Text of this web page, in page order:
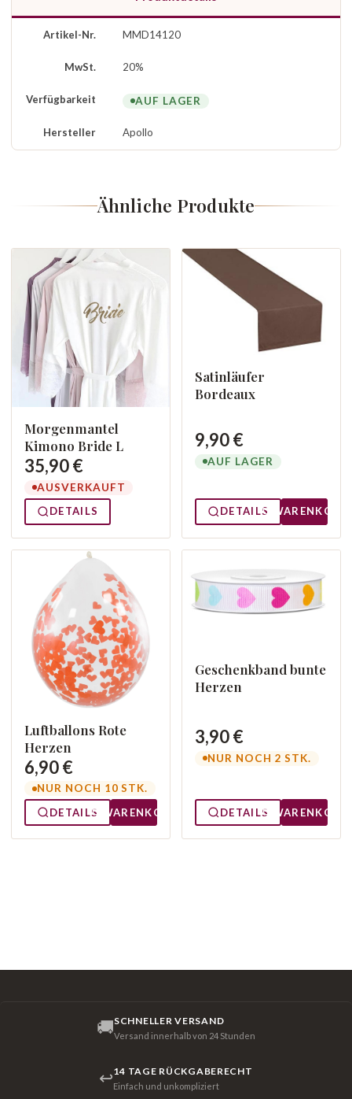
Artikel-Nr. MMD14120
MwSt. 20%
Verfügbarkeit AUF LAGER
Hersteller Apollo
Ähnliche Produkte
Morgenmantel
Kimono Bride L
35,90 €
AUSVERKAUFT
DETAILS
Satinläufer
Bordeaux
9,90 €
AUF LAGER
DETAILS WARENKORB
Luftballons Rote
Herzen
6,90 €
NUR NOCH 10 STK.
DETAILS
WARENKORB
Geschenkband bunte
Herzen
3,90 €
NUR NOCH 2 STK.
DETAILS WARENKORB
🚚SCHNELLER VERSAND
Versand innerhalb von 24 Stunden
↩14 TAGE RÜCKGABERECHT
Einfach und unkompliziert